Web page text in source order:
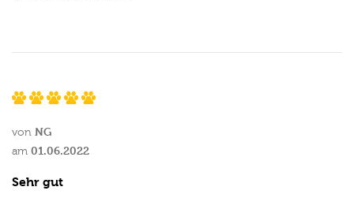
von NG
am 01.06.2022
Sehr gut